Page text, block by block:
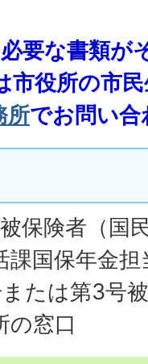
要な書類が
市役所の市
所でお問い
保険者（国
課国保年金
たは第3号
の窓口